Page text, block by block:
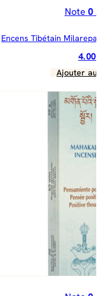
Note 0
Encens Tibétain Milarepa
4.00
Ajouter au